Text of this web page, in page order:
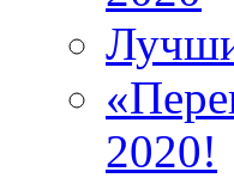
2020!